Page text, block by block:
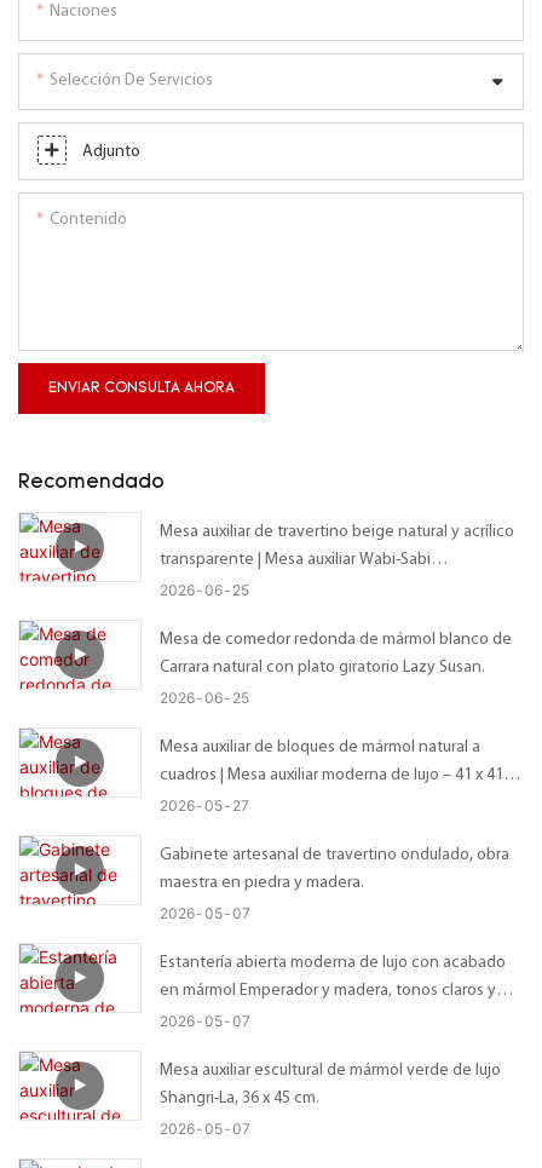
Naciones
Selección De Servicios
Adjunto
Contenido
ENVIAR CONSULTA AHORA
Recomendado
Mesa auxiliar de travertino beige natural y acrílico
transparente | Mesa auxiliar Wabi-Sabi
personalizada con tablero irregular orgánico –
2026 06 25
Mesa de comedor redonda de mármol blanco de
Carrara natural con plato giratorio Lazy Susan.
2026 06 25
Mesa auxiliar de bloques de mármol natural a
cuadros | Mesa auxiliar moderna de lujo – 41 x 41 x
56 cm
2026 05 27
Gabinete artesanal de travertino ondulado, obra
maestra en piedra y madera.
2026 05 07
Estantería abierta moderna de lujo con acabado
en mármol Emperador y madera, tonos claros y
oscuros.
2026 05 07
Mesa auxiliar escultural de mármol verde de lujo
Shangri-La, 36 x 45 cm.
2026 05 07